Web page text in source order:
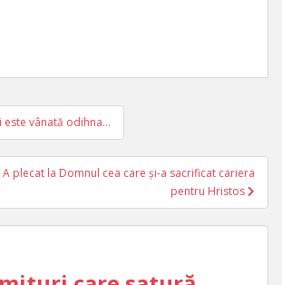
este vânată odihna…
A plecat la Domnul cea care și-a sacrificat cariera
pentru Hristos